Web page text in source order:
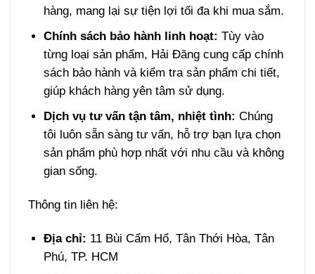
hàng, mang lại sự tiện lợi tối đa khi mua sắm.
Chính sách bảo hành linh hoạt: Tùy vào
từng loại sản phẩm, Hải Đăng cung cấp chính
sách bảo hành và kiểm tra sản phẩm chi tiết,
giúp khách hàng yên tâm sử dụng.
Dịch vụ tư vấn tận tâm, nhiệt tình: Chúng
tôi luôn sẵn sàng tư vấn, hỗ trợ bạn lựa chọn
sản phẩm phù hợp nhất với nhu cầu và không
gian sống.
Thông tin liên hệ:
Địa chỉ: 11 Bùi Cẩm Hổ, Tân Thới Hòa, Tân
Phú, TP. HCM